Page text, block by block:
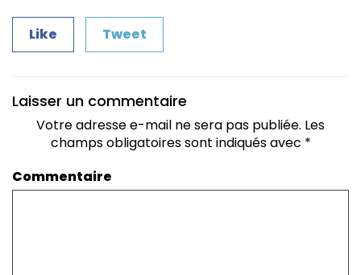
Like Tweet
Laisser un commentaire
Votre adresse e-mail ne sera pas publiée. Les
champs obligatoires sont indiqués avec *
Commentaire